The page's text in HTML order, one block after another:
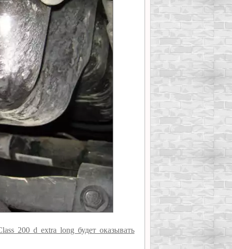
200 d extra long будет оказывать